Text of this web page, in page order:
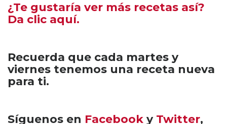
¿Te gustaría ver más recetas así?
Da clic aquí.
Recuerda que cada martes y
viernes tenemos una receta nueva
para ti.
Síguenos en Facebook y Twitter,